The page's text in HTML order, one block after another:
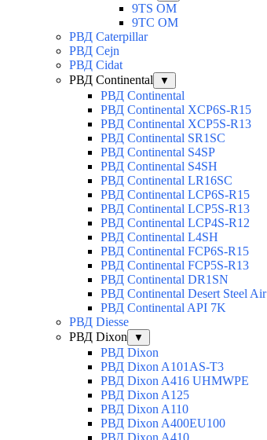
9TS OM
9TC OM
РВД Caterpillar
РВД Cejn
РВД Cidat
РВД Continental
▼
РВД Continental
РВД Continental XCP6S-R15
РВД Continental XCP5S-R13
РВД Continental SR1SC
РВД Continental S4SP
РВД Continental S4SH
РВД Continental LR16SC
РВД Continental LCP6S-R15
РВД Continental LCP5S-R13
РВД Continental LCP4S-R12
РВД Continental L4SH
РВД Continental FCP6S-R15
РВД Continental FCP5S-R13
РВД Continental DR1SN
РВД Continental Desert Steel Air
РВД Continental API 7K
РВД Diesse
РВД Dixon
▼
РВД Dixon
РВД Dixon A101AS-T3
РВД Dixon A416 UHMWPE
РВД Dixon A125
РВД Dixon A110
РВД Dixon A400EU100
РВД Dixon A410